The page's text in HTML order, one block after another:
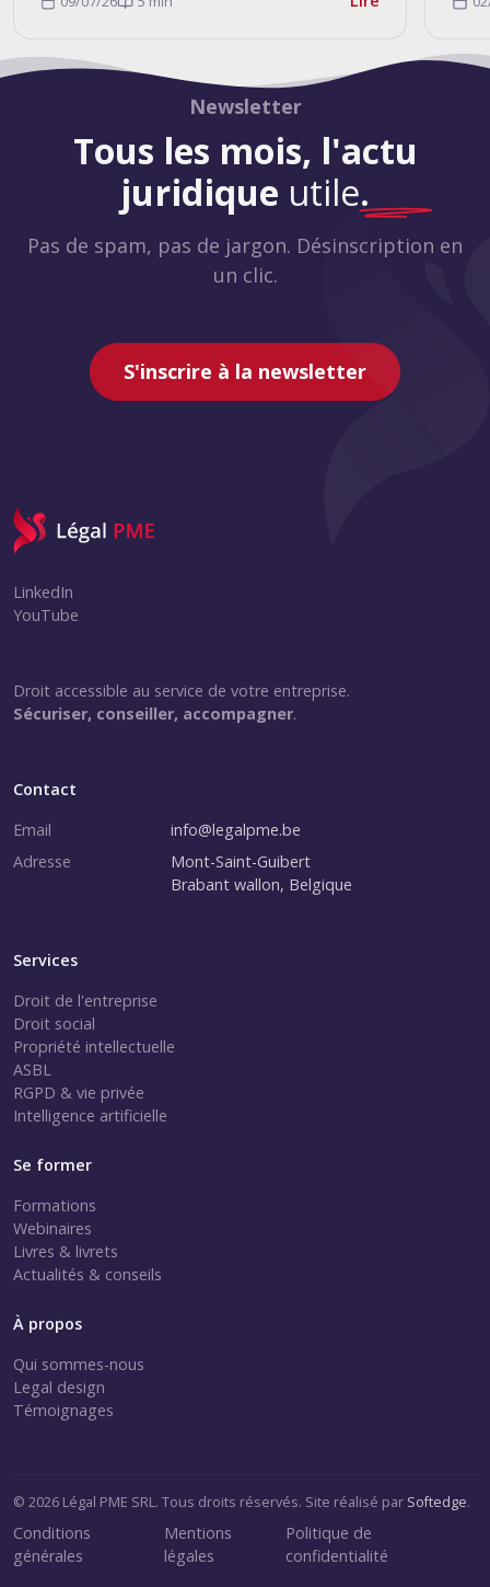
Newsletter
Tous les mois, l'actu
juridique utile.
Pas de spam, pas de jargon. Désinscription en
un clic.
S'inscrire à la newsletter
LinkedIn
YouTube
Droit accessible au service de votre entreprise.
Sécuriser, conseiller, accompagner.
Contact
Email
info@legalpme.be
Adresse
Mont-Saint-Guibert
Brabant wallon, Belgique
Services
Droit de l'entreprise
Droit social
Propriété intellectuelle
ASBL
RGPD & vie privée
Intelligence artificielle
Se former
Formations
Webinaires
Livres & livrets
Actualités & conseils
À propos
Qui sommes-nous
Legal design
Témoignages
© 2026 Légal PME SRL. Tous droits réservés. Site réalisé par Softedge.
Conditions
générales
Mentions
légales
Politique de
confidentialité